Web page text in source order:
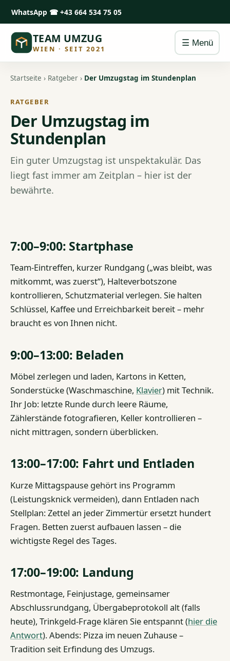
WhatsApp ☎ +43 664 534 75 05
TEAM UMZUG
WIEN · SEIT 2021
☰ Menü
Startseite › Ratgeber › Der Umzugstag im Stundenplan
RATGEBER
Der Umzugstag im
Stundenplan
Ein guter Umzugstag ist unspektakulär. Das
liegt fast immer am Zeitplan – hier ist der
bewährte.
7:00–9:00: Startphase
Team-Eintreffen, kurzer Rundgang („was bleibt, was
mitkommt, was zuerst“), Halteverbotszone
kontrollieren, Schutzmaterial verlegen. Sie halten
Schlüssel, Kaffee und Erreichbarkeit bereit – mehr
braucht es von Ihnen nicht.
9:00–13:00: Beladen
Möbel zerlegen und laden, Kartons in Ketten,
Sonderstücke (Waschmaschine, Klavier) mit Technik.
Ihr Job: letzte Runde durch leere Räume,
Zählerstände fotografieren, Keller kontrollieren –
nicht mittragen, sondern überblicken.
13:00–17:00: Fahrt und Entladen
Kurze Mittagspause gehört ins Programm
(Leistungsknick vermeiden), dann Entladen nach
Stellplan: Zettel an jeder Zimmertür ersetzt hundert
Fragen. Betten zuerst aufbauen lassen – die
wichtigste Regel des Tages.
17:00–19:00: Landung
Restmontage, Feinjustage, gemeinsamer
Abschlussrundgang, Übergabeprotokoll alt (falls
heute), Trinkgeld-Frage klären Sie entspannt (hier die
Antwort). Abends: Pizza im neuen Zuhause –
Tradition seit Erfindung des Umzugs.